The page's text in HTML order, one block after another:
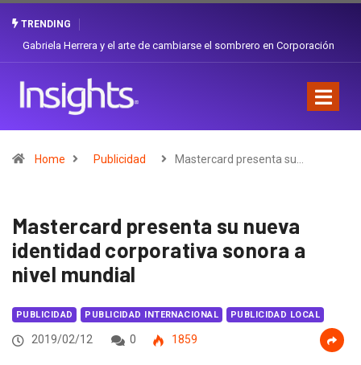
TRENDING
Gabriela Herrera y el arte de cambiarse el sombrero en Corporación
Home Publicidad Mastercard presenta su…
Mastercard presenta su nueva
identidad corporativa sonora a
nivel mundial
PUBLICIDAD PUBLICIDAD INTERNACIONAL PUBLICIDAD LOCAL
2019/02/12 0 1859